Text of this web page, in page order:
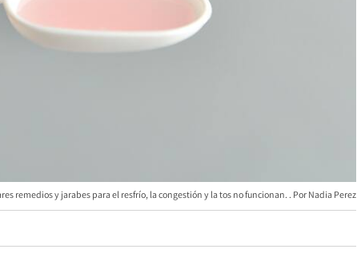
remedios y jarabes para el resfrío, la congestión y la tos no funcionan. Nadia Perez